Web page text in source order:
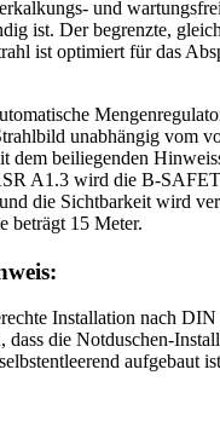
und
ist. Der begrenzte,
ist optimiert für das
unabhängig vom
dem beiliegenden
A1.3 wird die B-
die Sichtbarkeit wird
beträgt 15 Meter.
Installation nach
dass die Notduschen-
aufgebaut